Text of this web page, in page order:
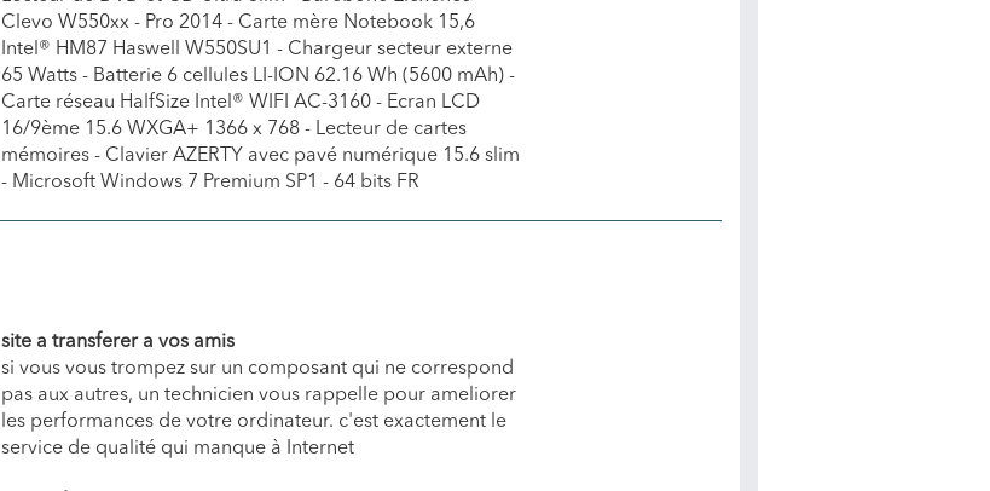
Clevo W550xx - Pro 2014 - Carte mère Notebook 15,6
Intel® HM87 Haswell W550SU1 - Chargeur secteur externe
65 Watts - Batterie 6 cellules LI-ION 62.16 Wh (5600 mAh) -
Carte réseau HalfSize Intel® WIFI AC-3160 - Ecran LCD
16/9ème 15.6 WXGA+ 1366 x 768 - Lecteur de cartes
mémoires - Clavier AZERTY avec pavé numérique 15.6 slim
- Microsoft Windows 7 Premium SP1 - 64 bits FR
site a transferer a vos amis
si vous vous trompez sur un composant qui ne correspond
pas aux autres, un technicien vous rappelle pour ameliorer
les performances de votre ordinateur. c'est exactement le
service de qualité qui manque à Internet